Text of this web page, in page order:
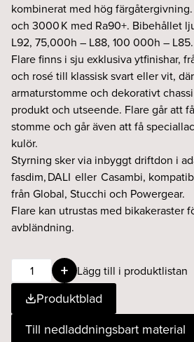
kombinerat med hög
och 3000 K med Ra90+. Bibehållet
L92, 75,000h – L88, 100 000h – L85.
Flare finns i sju exklusiva ytfinishar,
och rosé till klassisk svart eller vit,
armaturstomme och dekorativt
produkt och utseende. Flare går att
stomme och går även att få
kulör.
Styrning sker via inbyggt driftdon i
fasdim, DALI eller Casambi,
från Global, Stucchi och Powergear.
Flare kan utrustas med bikakeraster
avbländning.
Flare
9W
24°
927
brons
Lägg till i produktlistan
Produktblad
Till nedladdningsbart material